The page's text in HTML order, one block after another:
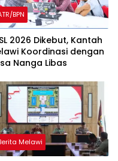
BPN
2026 Dikebut, Kantah
Koordinasi dengan
Nanga Libas
Melawi